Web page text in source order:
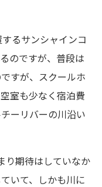
るサンシャインコ
のですが、普段は
すが、スクールホ
室も少なく宿泊費
ーリバーの川沿い
り期待はしていなか
いて、しかも川に